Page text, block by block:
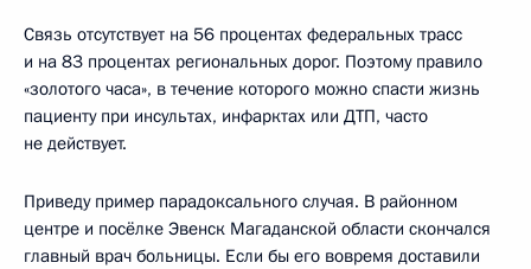
Связь отсутствует на 56 процентах федеральных трасс
и на 83 процентах региональных дорог. Поэтому правило
«золотого часа», в течение которого можно спасти жизнь
пациенту при инсультах, инфарктах или ДТП, часто
не действует.
Приведу пример парадоксального случая. В районном
центре и посёлке Эвенск Магаданской области скончался
главный врач больницы. Если бы его вовремя доставили